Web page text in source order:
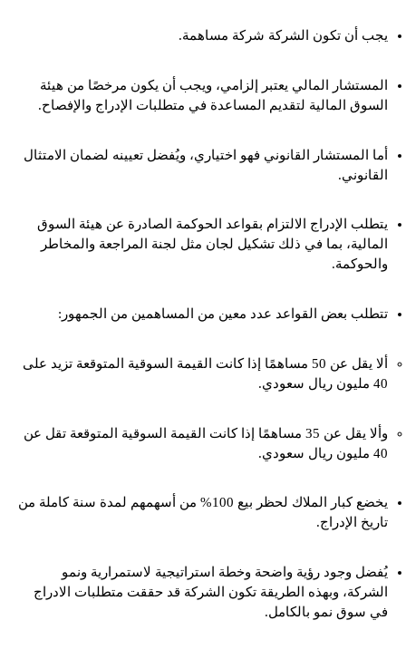
يجب أن تكون الشركة شركة مساهمة.
المستشار المالي يعتبر إلزامي، ويجب أن يكون مرخصًا من هيئة
السوق المالية لتقديم المساعدة في متطلبات الإدراج والإفصاح.
أما المستشار القانوني فهو اختياري، ويُفضل تعيينه لضمان الامتثال
القانوني.
يتطلب الإدراج الالتزام بقواعد الحوكمة الصادرة عن هيئة السوق
المالية، بما في ذلك تشكيل لجان مثل لجنة المراجعة والمخاطر
والحوكمة.
تتطلب بعض القواعد عدد معين من المساهمين من الجمهور:
ألا يقل عن 50 مساهمًا إذا كانت القيمة السوقية المتوقعة تزيد على
40 مليون ريال سعودي.
وألا يقل عن 35 مساهمًا إذا كانت القيمة السوقية المتوقعة تقل عن
40 مليون ريال سعودي.
يخضع كبار الملاك لحظر بيع 100% من أسهمهم لمدة سنة كاملة من
تاريخ الإدراج.
يُفضل وجود رؤية واضحة وخطة استراتيجية لاستمرارية ونمو
الشركة، وبهذه الطريقة تكون الشركة قد حققت متطلبات الادراج
في سوق نمو بالكامل.